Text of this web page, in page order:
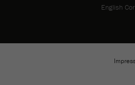
English